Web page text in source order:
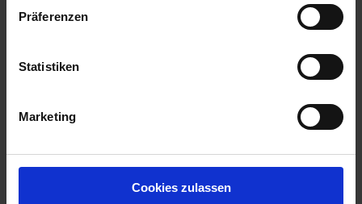
Präferenzen
Statistiken
Marketing
Cookies zulassen
Die mit Minecto Gold oder Exirel behandelten Flächen (Mitte)